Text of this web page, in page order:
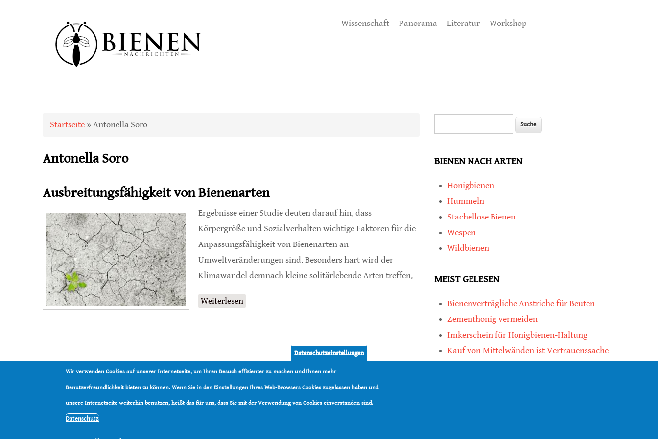
Wissenschaft Panorama Literatur Workshop
Sie sind hier
Startseite » Antonella Soro
Antonella Soro
Ausbreitungsfähigkeit von Bienenarten
Ergebnisse einer Studie deuten darauf hin, dass
Körpergröße und Sozialverhalten wichtige Faktoren für die
Anpassungsfähigkeit von Bienenarten an
Umweltveränderungen sind. Besonders hart wird der
Klimawandel demnach kleine solitärlebende Arten treffen.
Weiterlesen
BIENEN NACH ARTEN
Honigbienen
Hummeln
Stachellose Bienen
Wespen
Wildbienen
MEIST GELESEN
Bienenverträgliche Anstriche für Beuten
Zementhonig vermeiden
Imkerschein für Honigbienen-Haltung
Kauf von Mittelwänden ist Vertrauenssache
Datenschutzeinstellungen
Wir verwenden Cookies auf unserer Internetseite, um Ihren Besuch effizienter zu machen und Ihnen mehr
Benutzerfreundlichkeit bieten zu können. Wenn Sie in den Einstellungen Ihres Web-Browsers Cookies zugelassen haben und
unsere Internetseite weiterhin benutzen, heißt das für uns, dass Sie mit der Verwendung von Cookies einverstanden sind.
Datenschutz